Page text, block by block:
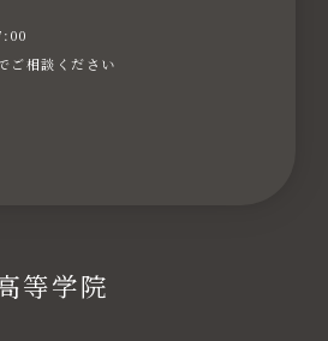
ご相談ください
等学院